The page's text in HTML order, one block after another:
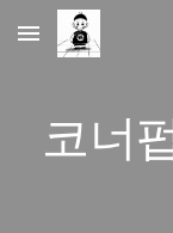
Skip to main
코너